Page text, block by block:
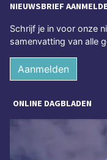
NIEUWSBRIEF
Schrijf je in voor onze
samenvatting van alle
Aanmelden
ONLINE DAGBLADEN